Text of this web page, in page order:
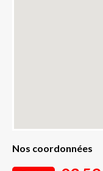
Nos coordonnées